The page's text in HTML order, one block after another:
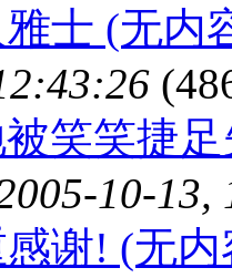
士 (无内
笑笑捷
10-13,
感谢! (无内